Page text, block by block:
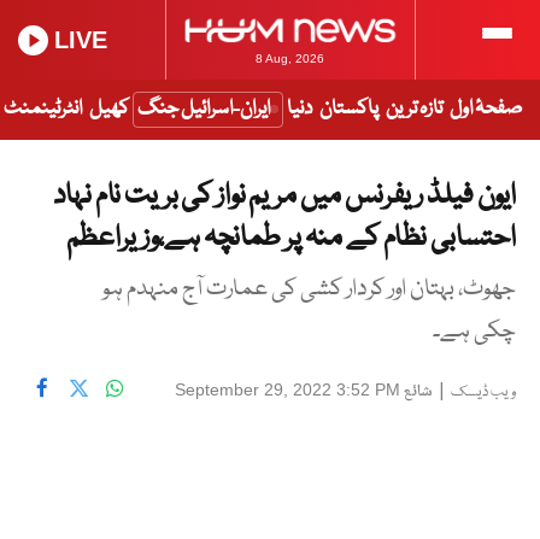
8 Aug, 2026
LIVE
صفحۂ اول تازہ ترین پاکستان دنیا ایران-اسرائیل جنگ کھیل انٹرٹینمنٹ
ایون فیلڈ ریفرنس میں مریم نواز کی بریت نام نہاد
احتسابی نظام کے منہ پر طمانچہ ہے،وزیراعظم
جھوٹ، بہتان اور کردار کشی کی عمارت آج منہدم ہو
چکی ہے۔
ویب ڈیسک | شائع September 29, 2022 3:52 PM